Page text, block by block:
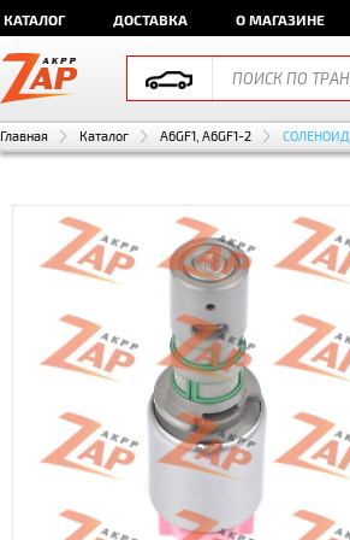
КАТАЛОГ ДОСТАВКА О МАГАЗИНЕ
Главная Каталог A6GF1, A6GF1-2 СОЛЕНОИД